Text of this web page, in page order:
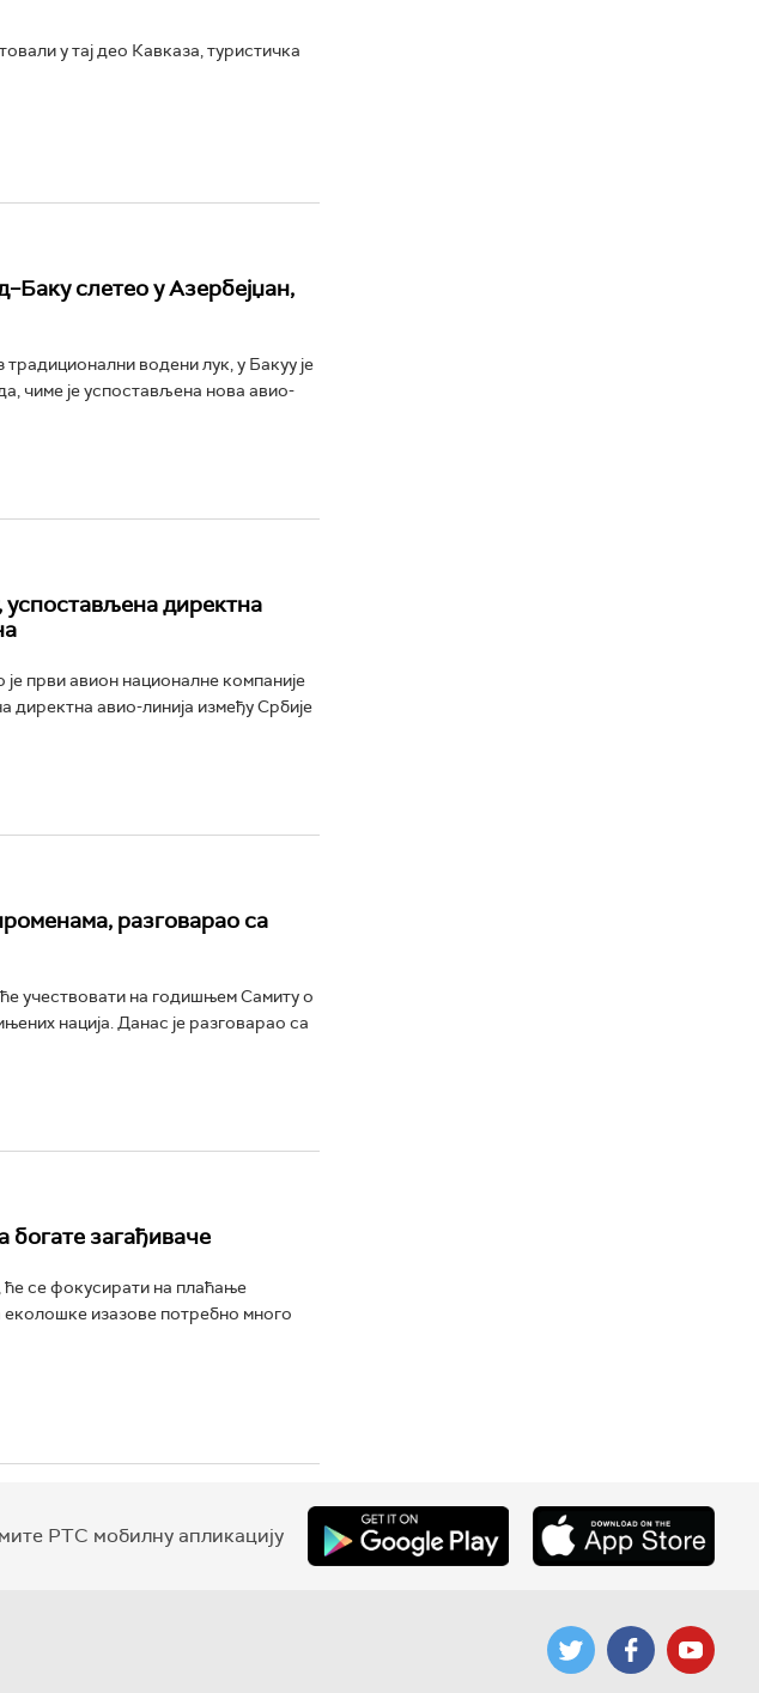
у тај део Кавказа, туристичка
слетео у Азербејџан,
водени лук, у Бакуу је
чиме је успостављена нова авио-
директна
први авион националне компаније
директна авио-линија између Србије
разговарао са
учествовати на годишњем Самиту о
нација. Данас је разговарао са
загађиваче
се фокусирати на плаћање
еколошке изазове потребно много
РТС мобилну апликацију